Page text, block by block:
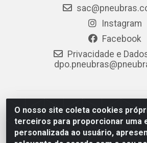
O nosso site coleta cookies
terceiros para proporcionar uma
personalizada ao usuário,
Instagram
Facebook
Privacidade e
PneuBras - Rodovia BR-101, KM
Jaboatão dos Guararapes/PE - CEP
08.678.386/0001-05 - Pneubras
Ltda